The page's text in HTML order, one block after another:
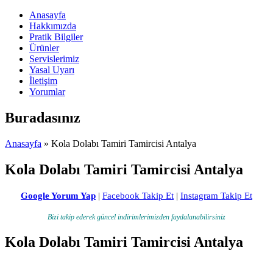
Anasayfa
Hakkımızda
Pratik Bilgiler
Ürünler
Servislerimiz
Yasal Uyarı
İletişim
Yorumlar
Buradasınız
Anasayfa » Kola Dolabı Tamiri Tamircisi Antalya
Kola Dolabı Tamiri Tamircisi Antalya
Google Yorum Yap | Facebook Takip Et | Instagram Takip Et
Bizi takip ederek güncel indirimlerimizden faydalanabilirsiniz
Kola Dolabı Tamiri Tamircisi Antalya